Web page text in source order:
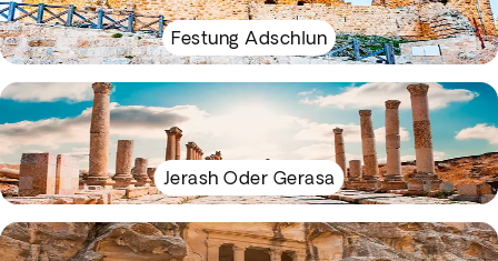
Festung Adschlun
Jerash Oder Gerasa